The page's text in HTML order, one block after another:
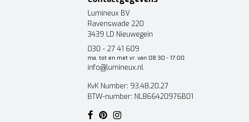
Lumineux BV
Ravenswade 220
3439 LD Nieuwegein
030 - 27 41 609
ma. tot en met vr. van 08:30 - 17:00
info@lumineux.nl
KvK Number: 93.48.20.27
BTW-number: NL866420976B01